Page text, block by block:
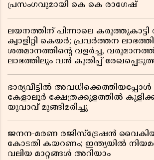
പ്രസംഗവുമായി കെ കെ രാഗേഷ്
ലയനത്തിന് പിന്നാലെ കരുത്തുകാട്ടി
ക്വാളിറ്റി കെയർ; പ്രവർത്തന
ശതമാനത്തിൻ്റെ വളർച്ച,
ലാഭത്തിലും വൻ കുതിപ്പ്
ഭാര്യവീട്ടിൽ
കേളാലൂർ ക്ഷേത്രക്കുളത്തിൽ
യുവാവ് മുങ്ങിമരിച്ചു
ജനന-മരണ രജിസ്ട്രേഷൻ
കോടതി കയറണം; ഇന്ത്യയിൽ
വലിയ മാറ്റങ്ങൾ അറിയാം